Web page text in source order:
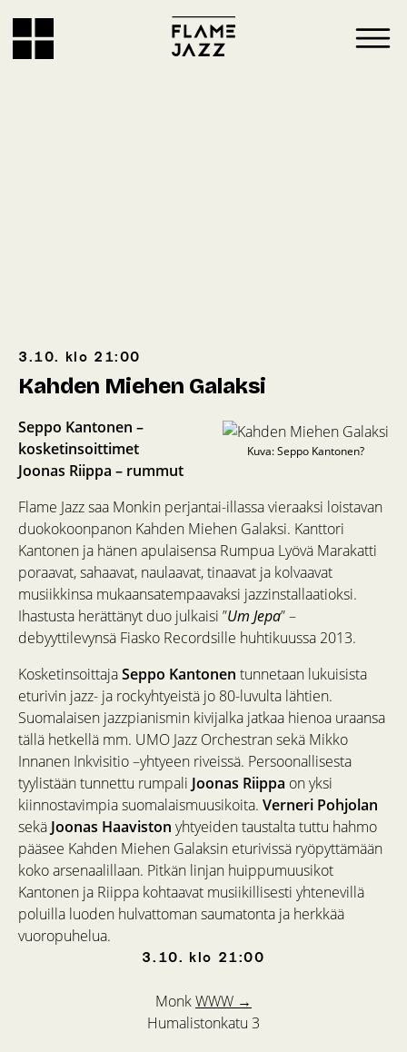
3.10. klo 21:00
MonkWWW →
Humalistonkatu 3
3.10. klo 21:00
Kahden Miehen Galaksi
Kuva: Seppo Kantonen?
Seppo Kantonen –
kosketinsoittimet
Joonas Riippa – rummut
Flame Jazz saa Monkin perjantai-illassa vieraaksi loistavan
duokokoonpanon Kahden Miehen Galaksi. Kanttori
Kantonen ja hänen apulaisensa Rumpua Lyövä Marakatti
poraavat, sahaavat, naulaavat, tinaavat ja kolvaavat
musiikkinsa mukaansatempaavaksi jazzinstallaatioksi.
Ihastusta herättänyt duo julkaisi ”Um Jepa” –
debyyttilevynsä Fiasko Recordsille huhtikuussa 2013.
KosketinsoittajaSeppo Kantonen tunnetaan lukuisista
eturivin jazz- ja rockyhtyeistä jo 80-luvulta lähtien.
Suomalaisen jazzpianismin kivijalka jatkaa hienoa uraansa
tällä hetkellä mm. UMO Jazz Orchestran sekä Mikko
Innanen Inkvisitio –yhtyeen riveissä. Persoonallisesta
tyylistään tunnettu rumpali Joonas Riippa on yksi
kiinnostavimpia suomalaismuusikoita. Verneri Pohjolan
sekä Joonas Haaviston yhtyeiden taustalta tuttu hahmo
pääsee Kahden Miehen Galaksin eturivissä ryöpyttämään
koko arsenaalillaan. Pitkän linjan huippumuusikot
Kantonen ja Riippa kohtaavat musiikillisesti yhtenevillä
poluilla luoden hulvattoman saumatonta ja herkkää
vuoropuhelua.